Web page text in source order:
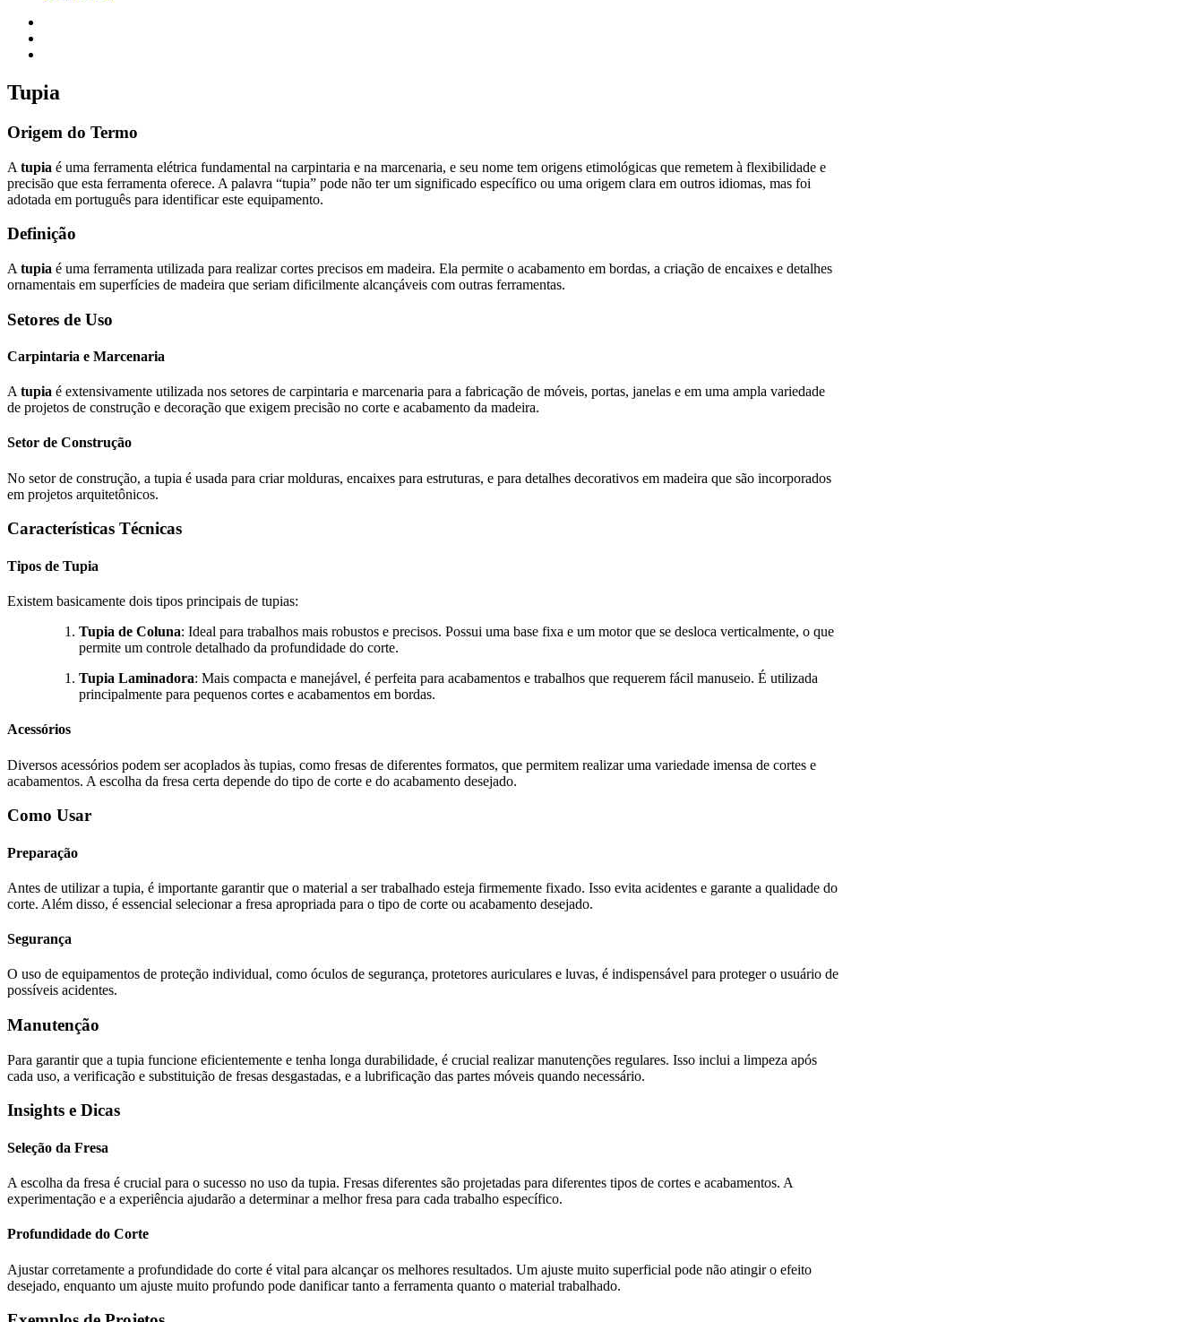
Tupia
Origem do Termo
A tupia é uma ferramenta elétrica fundamental na carpintaria e na marcenaria, e seu nome tem origens etimológicas que remetem à flexibilidade e
precisão que esta ferramenta oferece. A palavra “tupia” pode não ter um significado específico ou uma origem clara em outros idiomas, mas foi
adotada em português para identificar este equipamento.
Definição
A tupia é uma ferramenta utilizada para realizar cortes precisos em madeira. Ela permite o acabamento em bordas, a criação de encaixes e detalhes
ornamentais em superfícies de madeira que seriam dificilmente alcançáveis com outras ferramentas.
Setores de Uso
Carpintaria e Marcenaria
A tupia é extensivamente utilizada nos setores de carpintaria e marcenaria para a fabricação de móveis, portas, janelas e em uma ampla variedade
de projetos de construção e decoração que exigem precisão no corte e acabamento da madeira.
Setor de Construção
No setor de construção, a tupia é usada para criar molduras, encaixes para estruturas, e para detalhes decorativos em madeira que são incorporados
em projetos arquitetônicos.
Características Técnicas
Tipos de Tupia
Existem basicamente dois tipos principais de tupias:
Tupia de Coluna: Ideal para trabalhos mais robustos e precisos. Possui uma base fixa e um motor que se desloca verticalmente, o que
permite um controle detalhado da profundidade do corte.
Tupia Laminadora: Mais compacta e manejável, é perfeita para acabamentos e trabalhos que requerem fácil manuseio. É utilizada
principalmente para pequenos cortes e acabamentos em bordas.
Acessórios
Diversos acessórios podem ser acoplados às tupias, como fresas de diferentes formatos, que permitem realizar uma variedade imensa de cortes e
acabamentos. A escolha da fresa certa depende do tipo de corte e do acabamento desejado.
Como Usar
Preparação
Antes de utilizar a tupia, é importante garantir que o material a ser trabalhado esteja firmemente fixado. Isso evita acidentes e garante a qualidade do
corte. Além disso, é essencial selecionar a fresa apropriada para o tipo de corte ou acabamento desejado.
Segurança
O uso de equipamentos de proteção individual, como óculos de segurança, protetores auriculares e luvas, é indispensável para proteger o usuário de
possíveis acidentes.
Manutenção
Para garantir que a tupia funcione eficientemente e tenha longa durabilidade, é crucial realizar manutenções regulares. Isso inclui a limpeza após
cada uso, a verificação e substituição de fresas desgastadas, e a lubrificação das partes móveis quando necessário.
Insights e Dicas
Seleção da Fresa
A escolha da fresa é crucial para o sucesso no uso da tupia. Fresas diferentes são projetadas para diferentes tipos de cortes e acabamentos. A
experimentação e a experiência ajudarão a determinar a melhor fresa para cada trabalho específico.
Profundidade do Corte
Ajustar corretamente a profundidade do corte é vital para alcançar os melhores resultados. Um ajuste muito superficial pode não atingir o efeito
desejado, enquanto um ajuste muito profundo pode danificar tanto a ferramenta quanto o material trabalhado.